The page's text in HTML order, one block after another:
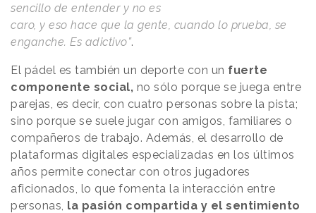
sencillo de entender y no es
caro, y eso hace que la gente, cuando lo prueba, se
enganche. Es adictivo”.
El pádel es también un deporte con un fuerte
componente social, no sólo porque se juega entre
parejas, es decir, con cuatro personas sobre la pista;
sino porque se suele jugar con amigos, familiares o
compañeros de trabajo. Además, el desarrollo de
plataformas digitales especializadas en los últimos
años permite conectar con otros jugadores
aficionados, lo que fomenta la interacción entre
personas, la pasión compartida y el sentimiento